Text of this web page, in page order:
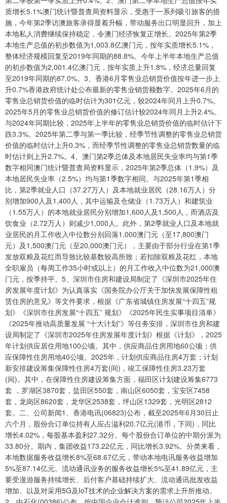
质增长5.1%澳门统计暨普查局资料显示，受惠于一系列吸引旅客的措
施，今年第2季访澳旅客录得显着升幅，带动服务出口明显回升，加上
本地私人消费继续保持稳定，令澳门经济恢复正增长。2025年第2季
本地生产总值的初步数值为1,003.8亿澳门元，按年实质增长5.1%，
整体经济规模回复至2019年同期的88.8%。今年上半年本地生产总值
的初步数值为2,001.4亿澳门元，按年实质上升1.8%，经济总量回复
至2019年同期的87.0%。3、香港6月零售业总销货价值按年进一步上
升0.7%香港政府统计处公布最新的零售业销货额数字。2025年6月的
零售业总销货价值的临时估计为301亿元，较2024年同月上升0.7%。
2025年5月的零售业总销货价值的修订估计较2024年同月上升2.4%。
与2024年同期比较，2025年上半年的零售业总销货价值的临时估计下
跌3.3%。2025年第二季与第一季比较，经季节性调整的零售业总销货
价值的临时估计上升0.3%，而经季节性调整的零售业总销货数量的临
时估计则上升2.7%。4、澳门第2季总体及本地居民失业率均与第1季
数字相同澳门统计暨普查局资料显示，2025年第2季总体（1.9%）及
本地居民失业率（2.5%）均与第1季数字相同。与2025年第1季相
比，第2季就业人口（37.27万人）及本地就业居民（28.16万人）分
别增加900人及1,400人，其中运输及仓储业（1.73万人）和建筑业
（1.55万人）的本地就业居民分别增加1,600人及1,500人，而酒店及
饮食业（2.72万人）则减少1,000人。此外，第2季就业人口及本地就
业居民的月工作收入中位数分别回落1,000澳门元（至17,800澳门
元）及1,500澳门元（至20,000澳门元），主要由于部分行业在第1季
发放双粮及花红而导致比较基数较高所致；若扣除双粮及花红，本地
全职雇员（每周工作35小时或以上）的月工作收入中位数为21,000澳
门元，按季持平。5、深圳市住房和建设局制定了《深圳市2025年住
房发展年度计划》为认真落实《国务院办公厅关于加快发展保障性租
赁住房的意见》等文件要求，根据《广东省城镇住房发展“十四五”规
划》《深圳市住房发展“十四五” 规划》《2025年民生实事项目清单》
《2025年推动高质量发展 “十大计划”》等任务安排，深圳市住房和建
设局制定了《深圳市2025年住房发展年度计划》根据《计划》，2025
年计划供应居住用地100公顷。其中，供应商品住房用地60公顷；供
应保障性住房用地40公顷。2025年，计划供应商品住房4万套；计划
新安排建设筹集保障性住房4万套(间)，竣工保障性住房3.23万套
(间)。其中，在保障性住房建设筹集方面，福田区计划建设筹集6773
套 ，罗湖区3870套，盐田区550套，南山区6050套，宝安区7458
套，龙岗区8620套，龙华区2538套，坪山区1329套，光明区2812
套。二、公司新闻1、香港电讯(06823)公布，截至2025年6月30日止
六个月，股份合订单位持有人应占溢利20.7亿元(港币，下同)，同比
增长4.02%，每股基本盈利27.32分。每个股份合订单位的中期分派为
33.80分。期内，集团收益173.22亿元，同比增长3.92%。分类来看，
本地数据服务收益增长8%至68.67亿元，带动本地电讯服务收益增加
5%至87.14亿元。流动通讯业务的服务收益增长5%至41.89亿元，主
要受漫游服务持续增长、后付客户基础持续扩大、流动通讯批发收益
增加、以及对采用5G及IoT技术的企业解决方案的需求上升所推动。